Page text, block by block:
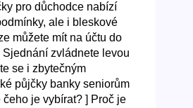
pro důchodce nabízí
ale i bleskové
můžete mít na účtu do
zvládnete levou
se i zbytečným
půjčky banky seniorům
je vybírat? ] Proč je